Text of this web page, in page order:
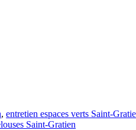
, entretien espaces verts Saint-
Saint-Gratien